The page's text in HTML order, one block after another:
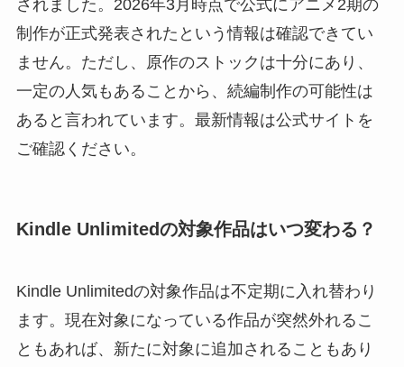
されました。2026年3月時点で公式にアニメ2期の
制作が正式発表されたという情報は確認できてい
ません。ただし、原作のストックは十分にあり、
一定の人気もあることから、続編制作の可能性は
あると言われています。最新情報は公式サイトを
ご確認ください。
Kindle Unlimitedの対象作品はいつ変わる？
Kindle Unlimitedの対象作品は不定期に入れ替わり
ます。現在対象になっている作品が突然外れるこ
ともあれば、新たに対象に追加されることもあり